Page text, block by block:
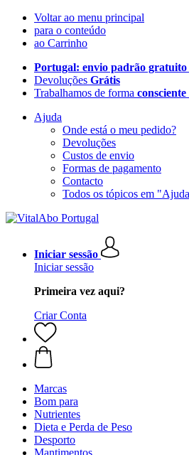
Voltar ao menu principal
para o conteúdo
ao Carrinho
Portugal: envio padrão gratuito
Devoluções Grátis
Trabalhamos de forma
Ajuda
Onde está o meu pedido?
Devoluções
Custos de envio
Formas de pagamento
Contacto
Todos os tópicos em
Iniciar sessão
Iniciar sessão
Primeira vez aqui?
Criar Conta
Marcas
Bom para
Nutrientes
Dieta e Perda de Peso
Desporto
Mantimentos